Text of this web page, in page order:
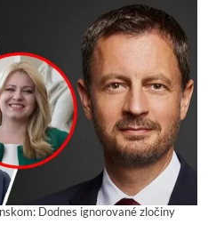
Dodnes ignorované zločiny